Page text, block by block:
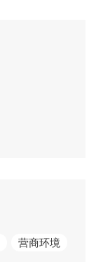
营商环境